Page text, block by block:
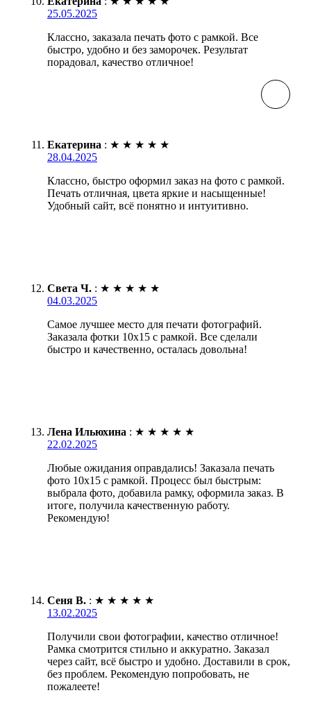
25.05.2025
Классно, заказала печать фото с рамкой. Все
быстро, удобно и без заморочек. Результат
порадовал, качество отличное!
Екатерина : ★ ★ ★ ★ ★
28.04.2025
Классно, быстро оформил заказ на фото с рамкой.
Печать отличная, цвета яркие и насыщенные!
Удобный сайт, всё понятно и интуитивно.
Света Ч. : ★ ★ ★ ★ ★
04.03.2025
Самое лучшее место для печати фотографий.
Заказала фотки 10х15 с рамкой. Все сделали
быстро и качественно, осталась довольна!
Лена Ильюхина : ★ ★ ★ ★ ★
22.02.2025
Любые ожидания оправдались! Заказала печать
фото 10х15 с рамкой. Процесс был быстрым:
выбрала фото, добавила рамку, оформила заказ. В
итоге, получила качественную работу.
Рекомендую!
Сеня В. : ★ ★ ★ ★ ★
13.02.2025
Получили свои фотографии, качество отличное!
Рамка смотрится стильно и аккуратно. Заказал
через сайт, всё быстро и удобно. Доставили в срок,
без проблем. Рекомендую попробовать, не
пожалеете!